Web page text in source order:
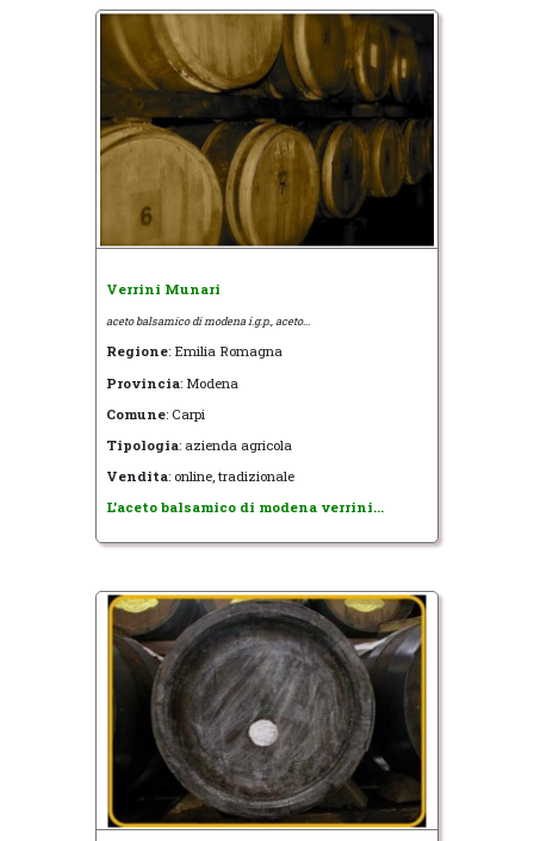
Verrini Munari
aceto balsamico di modena i.g.p., aceto...
Regione: Emilia Romagna
Provincia: Modena
Comune: Carpi
Tipologia: azienda agricola
Vendita: online, tradizionale
L'aceto balsamico di modena verrini...